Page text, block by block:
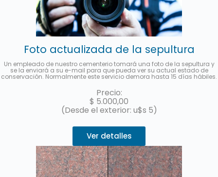
Foto actualizada de la sepultura
Un empleado de nuestro cementerio tomará una foto de la sepultura y
se la enviará a su e-mail para que pueda ver su actual estado de
conservación. Normalmente este servicio demora hasta 15 días hábiles.
Precio:
$ 5.000,00
(Desde el exterior: u$s 5)
Ver detalles